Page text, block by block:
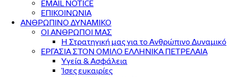
EMAIL NOTICE
ΕΠΙΚΟΙΝΩΝΙΑ
ΑΝΘΡΩΠΙΝΟ ΔΥΝΑΜΙΚΟ
ΟΙ ΑΝΘΡΩΠΟΙ ΜΑΣ
Η Στρατηγική μας για το Ανθρώπινο Δυναμικό
ΕΡΓΑΣΙΑ ΣΤΟΝ ΟΜΙΛΟ ΕΛΛΗΝΙΚΑ ΠΕΤΡΕΛΑΙΑ
Υγεία & Ασφάλεια
Ίσες ευκαιρίες